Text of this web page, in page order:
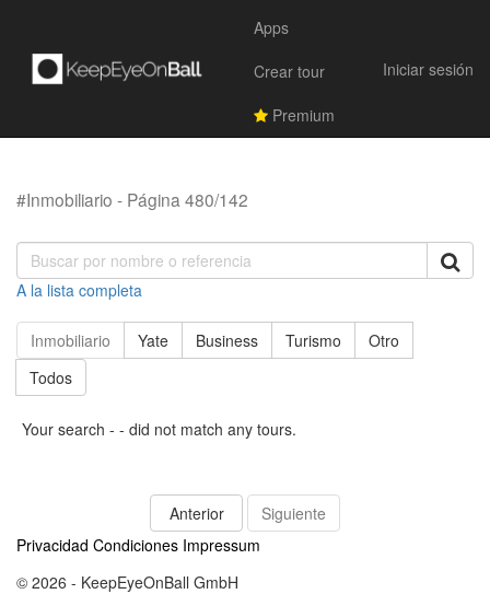
Apps
Crear tour
Premium
Iniciar sesión
#Inmobiliario - Página 480/142
A la lista completa
Inmobiliario Yate Business Turismo
Otro
Todos
Your search - - did not match any tours.
Anterior
Siguiente
Privacidad Condiciones Impressum
© 2026 - KeepEyeOnBall GmbH